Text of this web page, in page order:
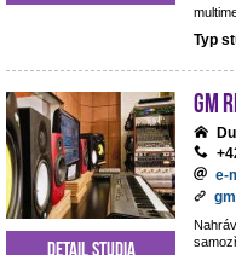
Typ
GM
e-
Detail studia